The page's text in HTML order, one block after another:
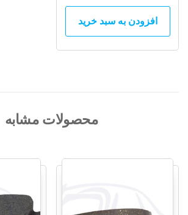
افزودن به سبد خرید
محصولات مشابه